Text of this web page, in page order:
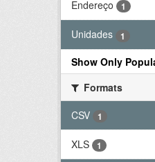
Endereço 1
Unidades 1
Show Only
Formats
CSV
1
XLS 1